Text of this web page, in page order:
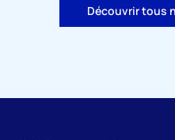
Découvrir tous